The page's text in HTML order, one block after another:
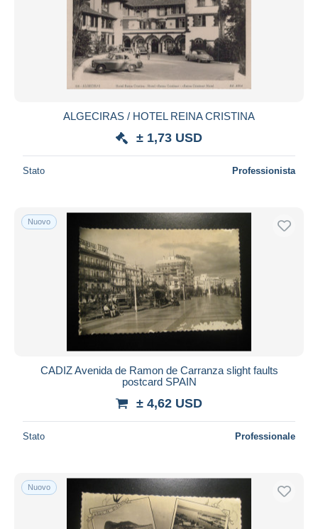
ALGECIRAS / HOTEL REINA CRISTINA
± 1,73 USD
Stato Professionista
Nuovo
CADIZ Avenida de Ramon de Carranza slight faults
postcard SPAIN
± 4,62 USD
Stato Professionale
Nuovo